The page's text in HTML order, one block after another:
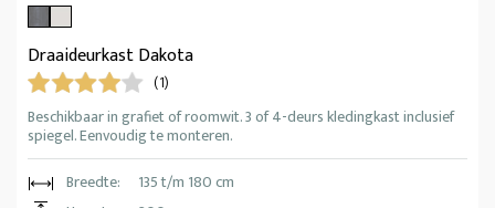
Draaideurkast Dakota
(1)
Beschikbaar in grafiet of roomwit. 3 of 4-deurs kledingkast inclusief
spiegel. Eenvoudig te monteren.
Breedte:
135 t/m 180 cm